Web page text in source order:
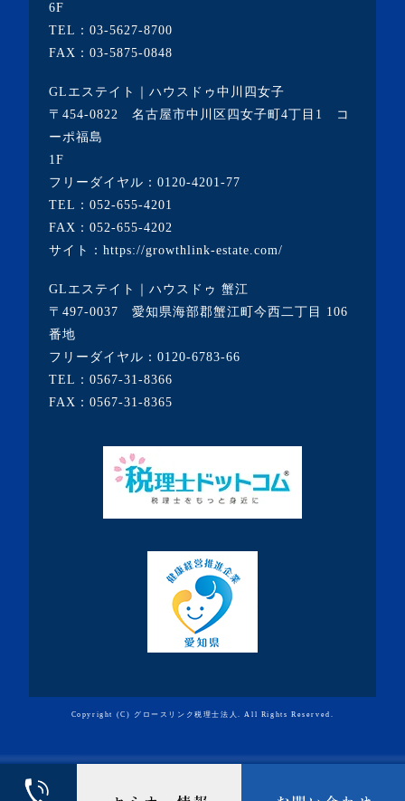
・2021年2月(3記事)
・2021年1月(3記事)
・2020年12月(7記事)
・2020年11月(5記事)
・2020年10月(3記事)
・2020年9月(8記事)
・2020年6月(9記事)
・2020年5月(5記事)
・2020年4月(3記事)
・2020年3月(7記事)
・2020年1月(3記事)
・2019年12月(7記事)
・2019年11月(7記事)
・2019年10月(10記事)
・2019年9月(7記事)
・2019年8月(10記事)
・2019年3月(3記事)
6F
TEL： 03-5627-8700
FAX：03-5875-0848
GLエステイト｜ハウスドゥ中川四女子
〒454-0822 名古屋市中川区四女子町4丁目1 コ
ーポ福島
1F
フリーダイヤル： 0120-4201-77
TEL： 052-655-4201
FAX：052-655-4202
サイト： https://growthlink-estate.com/
GLエステイト｜ハウスドゥ 蟹江
〒497-0037 愛知県海部郡蟹江町今西二丁目 106
番地
フリーダイヤル： 0120-6783-66
TEL： 0567-31-8366
FAX：0567-31-8365
Copyright (C) グロースリンク税理士法人. All Rights Reserved.